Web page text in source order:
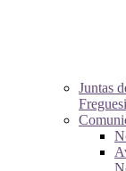
Juntas